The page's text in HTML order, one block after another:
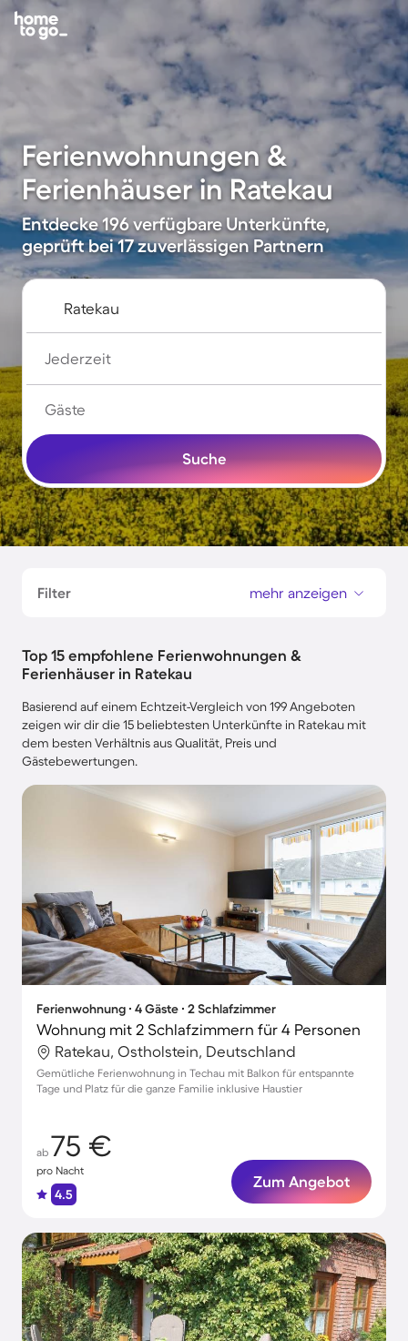
Ferienwohnungen &
Ferienhäuser in Ratekau
Entdecke 196 verfügbare Unterkünfte,
geprüft bei 17 zuverlässigen Partnern
Jederzeit
Gäste
Suche
Filter mehr anzeigen
Top 15 empfohlene Ferienwohnungen &
Ferienhäuser in Ratekau
Basierend auf einem Echtzeit-Vergleich von 199 Angeboten
zeigen wir dir die 15 beliebtesten Unterkünfte in Ratekau mit
dem besten Verhältnis aus Qualität, Preis und
Gästebewertungen.
Ferienwohnung ∙ 4 Gäste ∙ 2 Schlafzimmer
Wohnung mit 2 Schlafzimmern für 4 Personen
Ratekau, Ostholstein, Deutschland
Gemütliche Ferienwohnung in Techau mit Balkon für entspannte
Tage und Platz für die ganze Familie inklusive Haustier
ab 75 €
pro Nacht
4.5
Zum Angebot